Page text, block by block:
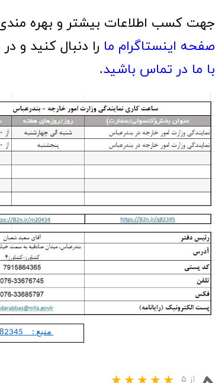
جهت کسب اطلاعات بیشتر و بهره مندی
صفحه اینستاگرام ما را دنبال کنید و
با ما در تماس باشید.
از ۵